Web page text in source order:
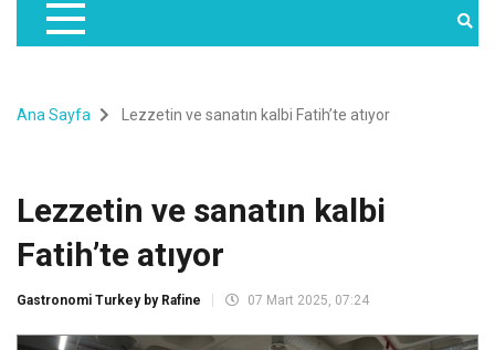
Ana Sayfa Lezzetin ve sanatın kalbi Fatih’te atıyor
Lezzetin ve sanatın kalbi
Fatih’te atıyor
Gastronomi Turkey by Rafine 07 Mart 2025, 07:24